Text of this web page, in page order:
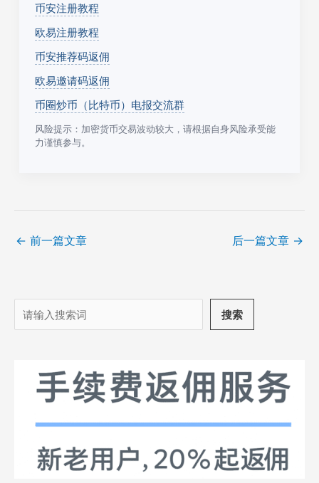
币安注册教程
欧易注册教程
币安推荐码返佣
欧易邀请码返佣
币圈炒币（比特币）电报交流群
风险提示：加密货币交易波动较大，请根据自身风险承受能
力谨慎参与。
← 前一篇文章 后一篇文章 →
搜
索
搜索